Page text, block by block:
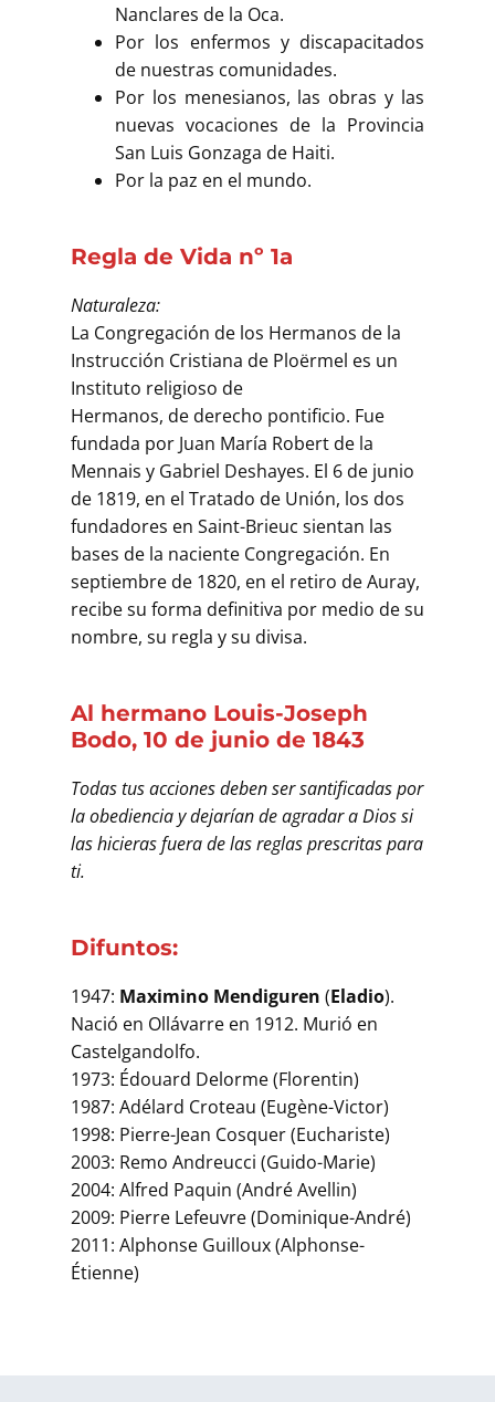
Nanclares de la Oca.
Por los enfermos y discapacitados
de nuestras comunidades.
Por los menesianos, las obras y las
nuevas vocaciones de la Provincia
San Luis Gonzaga de Haiti.
Por la paz en el mundo.
Regla de Vida nº 1a
Naturaleza:
La Congregación de los Hermanos de la
Instrucción Cristiana de Ploërmel es un
Instituto religioso de
Hermanos, de derecho pontificio. Fue
fundada por Juan María Robert de la
Mennais y Gabriel Deshayes. El 6 de junio
de 1819, en el Tratado de Unión, los dos
fundadores en Saint-Brieuc sientan las
bases de la naciente Congregación. En
septiembre de 1820, en el retiro de Auray,
recibe su forma definitiva por medio de su
nombre, su regla y su divisa.
Al hermano Louis-Joseph
Bodo, 10 de junio de 1843
Todas tus acciones deben ser santificadas por
la obediencia y dejarían de agradar a Dios si
las hicieras fuera de las reglas prescritas para
ti.
Difuntos:
1947: Maximino Mendiguren (Eladio).
Nació en Ollávarre en 1912. Murió en
Castelgandolfo.
1973: Édouard Delorme (Florentin)
1987: Adélard Croteau (Eugène-Victor)
1998: Pierre-Jean Cosquer (Euchariste)
2003: Remo Andreucci (Guido-Marie)
2004: Alfred Paquin (André Avellin)
2009: Pierre Lefeuvre (Dominique-André)
2011: Alphonse Guilloux (Alphonse-
Étienne)